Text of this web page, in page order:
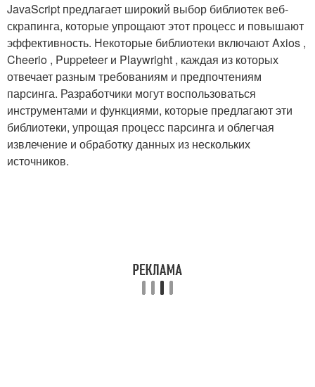
JavaScript предлагает широкий выбор библиотек веб-
скрапинга, которые упрощают этот процесс и повышают
эффективность. Некоторые библиотеки включают Axios ,
Cheerio , Puppeteer и Playwright , каждая из которых
отвечает разным требованиям и предпочтениям
парсинга. Разработчики могут воспользоваться
инструментами и функциями, которые предлагают эти
библиотеки, упрощая процесс парсинга и облегчая
извлечение и обработку данных из нескольких
источников.